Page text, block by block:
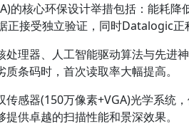
的核心环保设计举措包括：能耗
正接受独立验证，同时Datalogic正
处理器、人工智能驱动算法与先进
条码时，首次读取率大幅提高。
传感器(150万像素+VGA)光学系统
供卓越的扫描性能和景深效果。